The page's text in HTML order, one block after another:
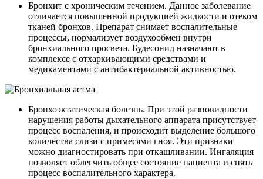
Бронхит с хроническим течением. Данное заболевание
отличается повышенной продукцией жидкости и отеком
тканей бронхов. Препарат снимает воспалительные
процессы, нормализует воздухообмен внутри
бронхиального просвета. Будесонид назначают в
комплексе с отхаркивающими средствами и
медикаментами с антибактериальной активностью.
Бронхоэктатическая болезнь. При этой разновидности
нарушения работы дыхательного аппарата присутствует
процесс воспаления, и происходит выделение большого
количества слизи с примесями гноя. Эти признаки
можно диагностировать при откашливании. Ингаляция
позволяет облегчить общее состояние пациента и снять
процесс воспалительного характера.